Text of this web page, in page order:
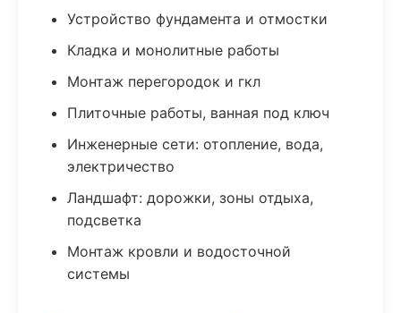
Устройство фундамента и отмостки
Кладка и монолитные работы
Монтаж перегородок и гкл
Плиточные работы, ванная под ключ
Инженерные сети: отопление, вода,
электричество
Ландшафт: дорожки, зоны отдыха,
подсветка
Монтаж кровли и водосточной
системы